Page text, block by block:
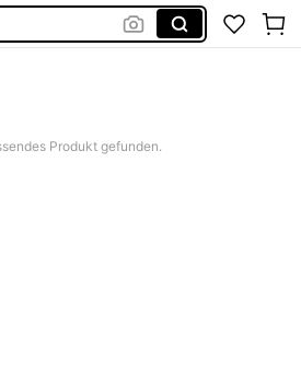
Produkt gefunden.